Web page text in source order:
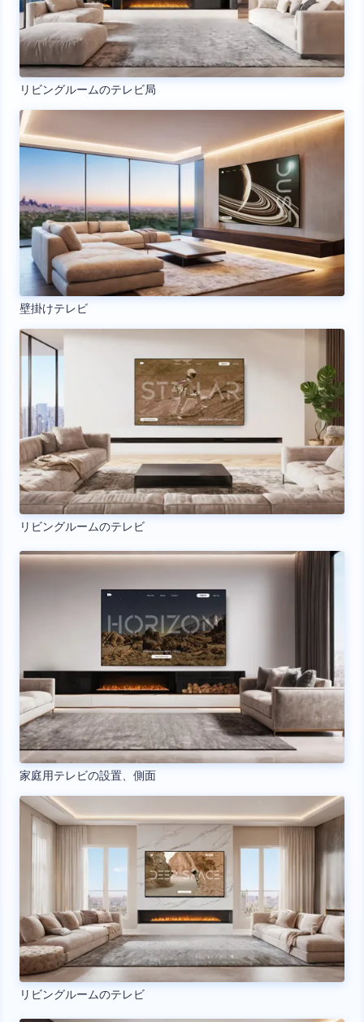
リビングルームのテレビ局
壁掛けテレビ
リビングルームのテレビ
家庭用テレビの設置、側面
リビングルームのテレビ